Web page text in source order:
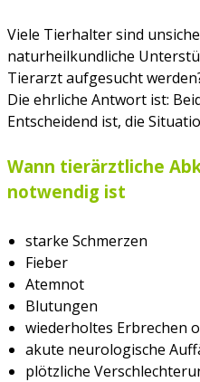
Viele Tierhalter sind
naturheilkundliche
Tierarzt aufgesucht
Die ehrliche Antwort ist:
Entscheidend ist, die
Wann tierärztliche
notwendig ist
starke Schmerzen
Fieber
Atemnot
Blutungen
wiederholtes Erbrechen
akute neurologische
plötzliche